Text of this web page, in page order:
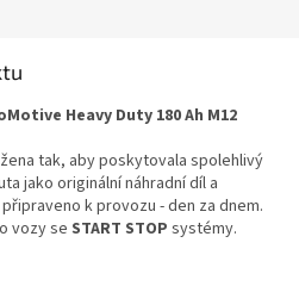
Heavy Duty 180 Ah M12
tak, aby poskytovala spolehlivý
jako originální náhradní díl a
k provozu - den za dnem.
vozy se START STOP systémy.